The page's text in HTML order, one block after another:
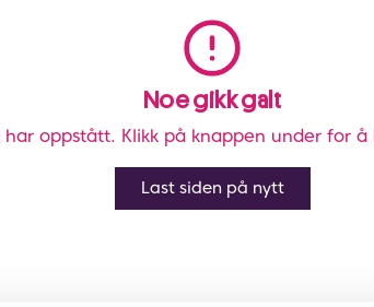
Noe gikk galt
har oppstått. Klikk på knappen under for å
Last siden på nytt